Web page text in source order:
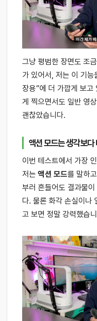
그냥 평범한 장면도 조
가 있어서, 저는 이 기능
장용”에 더 가깝게 보고
게 찍으면서도 일반 영
괜찮았습니다.
액션 모드는 생각보다
이번 테스트에서 가장
저는 액션 모드를 말하
부러 흔들어도 결과물
다. 물론 화각 손실이나
고 보면 정말 강력했습